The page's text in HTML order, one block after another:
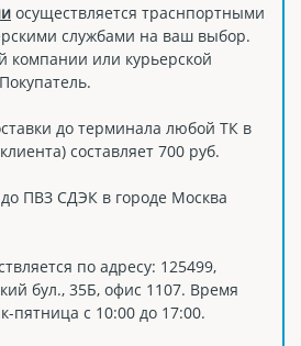
осуществляется траснпортными
службами на ваш выбор.
компании или курьерской
до терминала любой ТК в
составляет 700 руб.
ПВЗ СДЭК в городе Москва
по адресу: 125499,
бул., 35Б, офис 1107. Время
пятница с 10:00 до 17:00.